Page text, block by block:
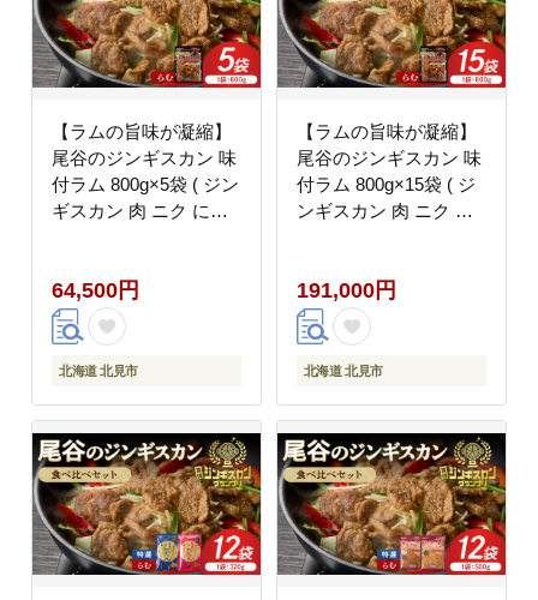
【ラムの旨味が凝縮】
尾谷のジンギスカン 味
付ラム 800g×5袋 ( ジン
ギスカン 肉 ニク にく
64,500円
北海道 北見市
【ラムの旨味が凝縮】
尾谷のジンギスカン 味
付ラム 800g×15袋 ( ジ
ンギスカン 肉 ニク に
191,000円
北海道 北見市